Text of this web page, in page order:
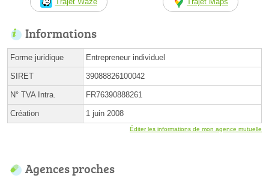
Informations
Forme juridique Entrepreneur individuel
SIRET 39088826100042
N° TVA Intra. FR76390888261
Création 1 juin 2008
Éditer les informations de mon agence mutuelle
Agences proches